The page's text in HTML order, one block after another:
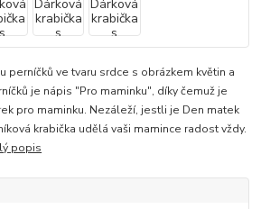
perníčků ve tvaru srdce s obrázkem květin a
je nápis "Pro maminku", díky čemuž je
pro maminku. Nezáleží, jestli je Den matek
krabička udělá vaši mamince radost vždy.
popis